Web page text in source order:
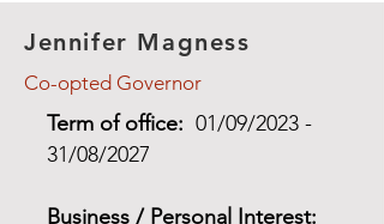
Jennifer Magness
Co-opted Governor
Term of office: 01/09/2023 -
31/08/2027
Business / Personal Interest: